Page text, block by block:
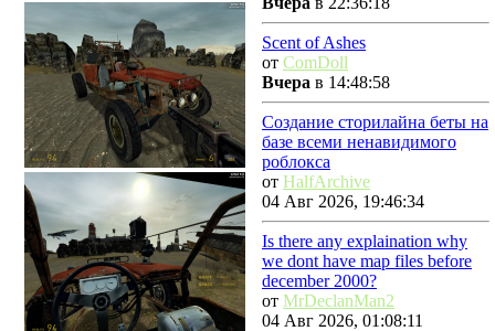
Scent of Ashes
от ComDoll
Вчера в 14:48:58
Создание сторилайна беты на
базе всеми ненавидимого
роблокса
от HalfArchive
04 Авг 2026, 19:46:34
Is there any explaination why
we dont have map files before
december 2000?
от MrDeclanMan2
04 Авг 2026, 01:08:11